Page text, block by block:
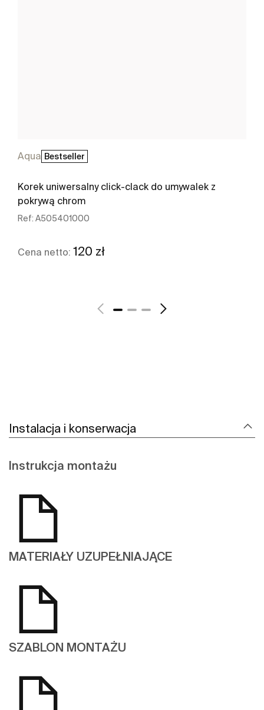
Aqua Bestseller
Korek uniwersalny click-clack do umywalek z
pokrywą chrom
Ref: A505401000
Cena netto: 120 zł
Instalacja i konserwacja
Instrukcja montażu
MATERIAŁY UZUPEŁNIAJĄCE
SZABLON MONTAŻU